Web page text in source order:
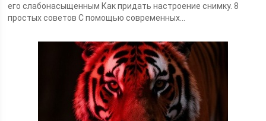
его слабонасыщенным Как придать настроение снимку. 8
простых советов С помощью современных...